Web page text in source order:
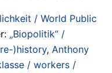
/ World Public
„Biopolitik“ /
)history, Anthony
/ workers /